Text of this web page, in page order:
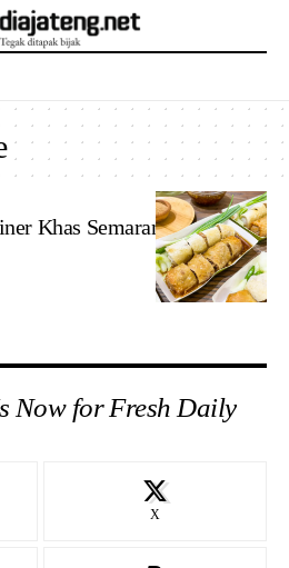
Khas Semarang. Oleh oleh
Now for Fresh Daily
X